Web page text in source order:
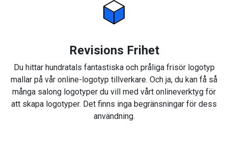
Revisions Frihet
Du hittar hundratals fantastiska och pråliga frisör logotyp
mallar på vår online-logotyp tillverkare. Och ja, du kan få så
många salong logotyper du vill med vårt onlineverktyg för
att skapa logotyper. Det finns inga begränsningar för dess
användning.